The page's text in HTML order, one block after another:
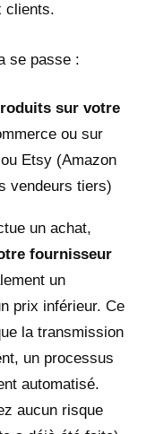
clients.
se passe :
sur votre
ou sur
Etsy (Amazon
vendeurs tiers)
un achat,
fournisseur
un
prix inférieur. Ce
la transmission
un processus
automatisé.
aucun risque